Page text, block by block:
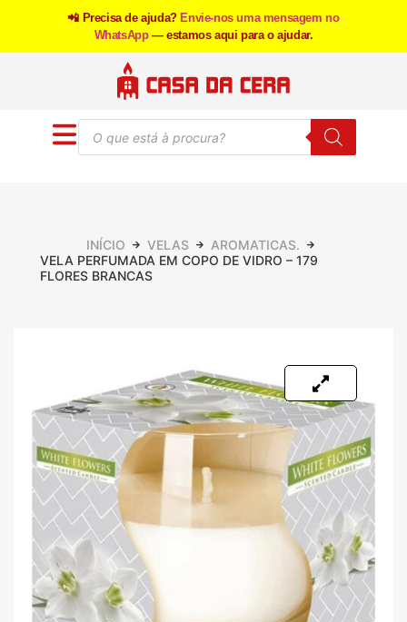
📲 Precisa de ajuda? Envie-nos uma mensagem no
WhatsApp — estamos aqui para o ajudar.
INÍCIO VELAS
AROMATICAS.
VELA PERFUMADA EM COPO DE VIDRO – 179
FLORES BRANCAS